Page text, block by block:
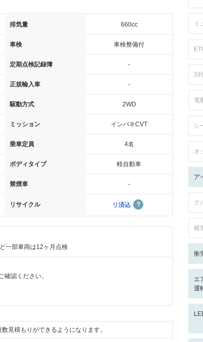
排気量 660cc
車検 車検整備付
定期点検記録簿 -
正規輸入車 -
駆動方式 2WD
ミッション インパネCVT
乗車定員 4名
ボディタイプ 軽自動車
禁煙車 -
リサイクル リ済込
一部車両は12ヶ月点検
確認ください。
見積もりができるようになります。
ミ
3
電
シ
オ
ア
ク
横
衝
エ
運